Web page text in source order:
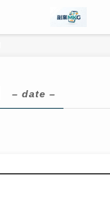
– date –